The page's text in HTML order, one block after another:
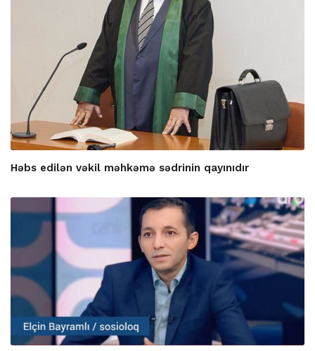
Həbs edilən vəkil məhkəmə sədrinin qayınıdır